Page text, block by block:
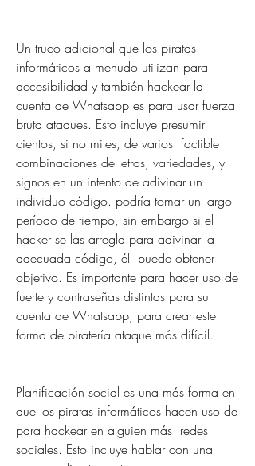
Un truco adicional que los piratas
informáticos a menudo utilizan para
accesibilidad y también hackear la
cuenta de Whatsapp es para usar fuerza
bruta ataques. Esto incluye presumir
cientos, si no miles, de varios  factible
combinaciones de letras, variedades, y
signos en un intento de adivinar un
individuo código. podría tomar un largo
período de tiempo, sin embargo si el
hacker se las arregla para adivinar la
adecuada código, él  puede obtener
objetivo. Es importante para hacer uso de
fuerte y contraseñas distintas para su
cuenta de Whatsapp, para crear este
forma de piratería ataque más difícil.
Planificación social es una más forma en
que los piratas informáticos hacen uso de
para hackear en alguien más  redes
sociales. Esto incluye hablar con una